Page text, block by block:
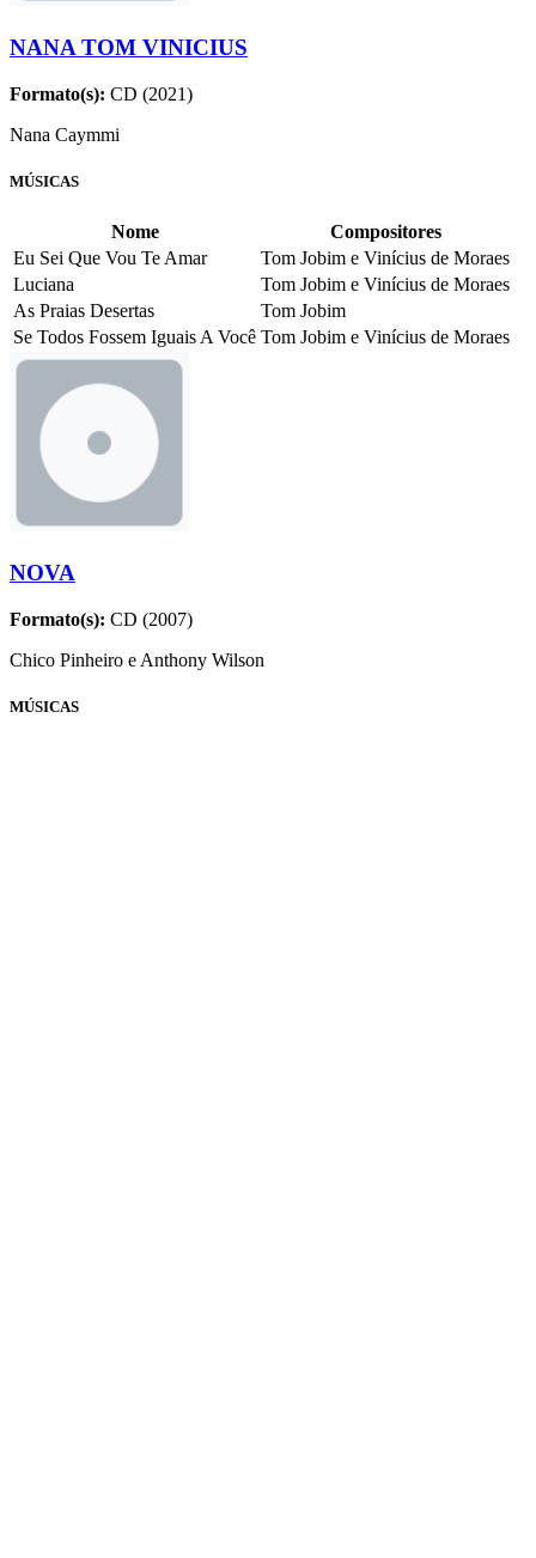
NANA TOM VINICIUS
Formato(s): CD (2021)
Nana Caymmi
MÚSICAS
Nome
Compositores
Eu Sei Que Vou Te Amar
Tom Jobim e Vinícius de Moraes
Luciana
Tom Jobim e Vinícius de Moraes
As Praias Desertas
Tom Jobim
Se Todos Fossem Iguais A Você Tom Jobim e Vinícius de Moraes
NOVA
Formato(s): CD (2007)
Chico Pinheiro e Anthony Wilson
MÚSICAS